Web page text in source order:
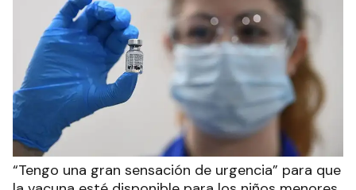
“Tengo una gran sensación de urgencia” para que